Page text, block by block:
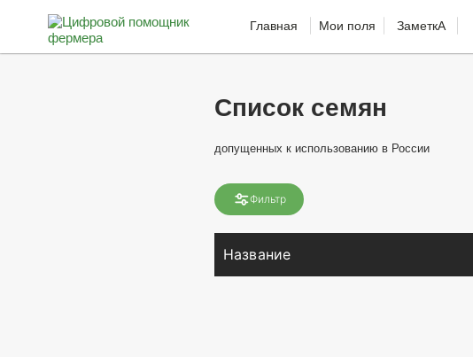
Главная Мои поля ЗаметкА
Список семян
допущенных к использованию в России
Фильтр
Название